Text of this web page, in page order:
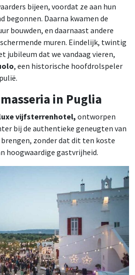
bijeen, voordat ze aan hun
begonnen. Daarna kwamen de
bouwden, en daarnaast andere
muren. Eindelijk, twintig
jubileum dat we vandaag vieren,
, een historische hoofdrolspeler
in Puglia
vijfsterrenhotel, ontworpen
bij de authentieke geneugten van
zonder dat dit ten koste
hoogwaardige gastvrijheid.